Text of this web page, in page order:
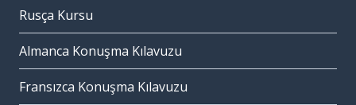
Rusça Kursu
Almanca Konuşma Kılavuzu
Fransızca Konuşma Kılavuzu